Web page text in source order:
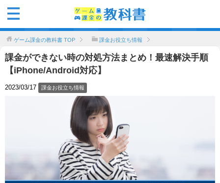
ゲーム課金の教科書 TOP 課金お役立ち情報
課金ができない時の対処方法まとめ！最速解決手順
【iPhone/Android対応】
2023/03/17 課金お役立ち情報